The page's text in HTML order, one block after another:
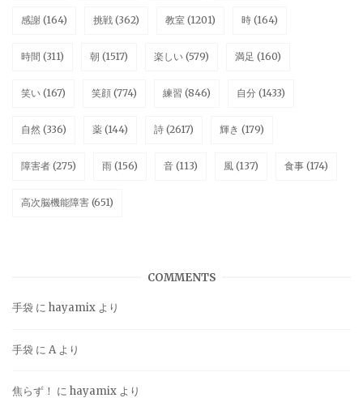
感謝 (164) 挑戦 (362) 教室 (1201) 時 (164)
時間 (311) 朝 (1517) 楽しい (579) 満足 (160)
笑い (167) 笑顔 (774) 練習 (846) 自分 (1433)
自然 (336) 薬 (144) 詩 (2617) 輝き (179)
障害者 (275) 雨 (156) 音 (113) 風 (137) 食事 (174)
高次脳機能障害 (651)
COMMENTS
手袋 に hayamix より
手袋 に Aより
焦らず！ に hayamix より